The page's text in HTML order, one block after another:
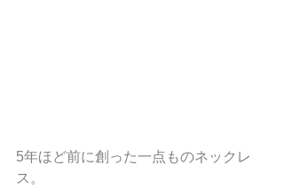
5年ほど前に創った一点ものネックレ
ス。